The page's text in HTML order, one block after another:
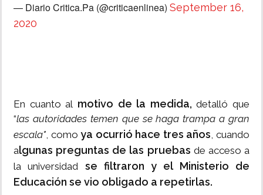
— Diario Critica.Pa (@criticaenlinea) September 16,
2020
En cuanto al motivo de la medida, detalló que
“las autoridades temen que se haga trampa a gran
escala", como ya ocurrió hace tres años, cuando
algunas preguntas de las pruebas de acceso a
la universidad se filtraron y el Ministerio de
Educación se vio obligado a repetirlas.